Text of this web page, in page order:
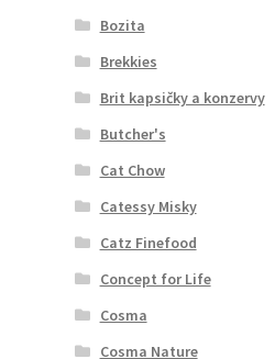
Bozita
Brekkies
Brit kapsičky a konzervy
Butcher's
Cat Chow
Catessy Misky
Catz Finefood
Concept for Life
Cosma
Cosma Nature